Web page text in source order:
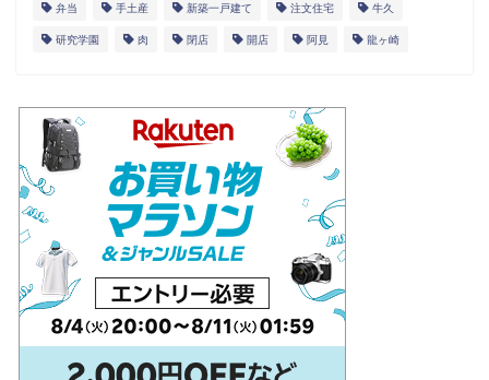
弁当 手土産 新築一戸建て 注文住宅 牛久
研究学園 肉 閉店 開店 阿見 龍ヶ崎